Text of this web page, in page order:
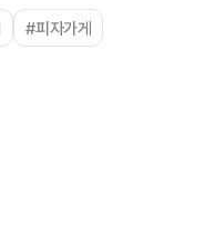
#피자가게